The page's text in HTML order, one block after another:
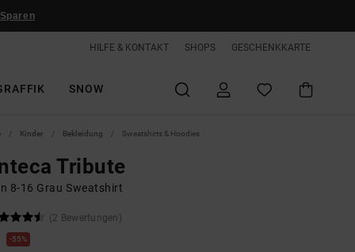
HILFE & KONTAKT SHOPS GESCHENKKARTE
SNOW
Kinder Bekleidung Sweatshirts & Hoodies
Tribute
8-16 Grau Sweatshirt
(2 Bewertungen)
55%